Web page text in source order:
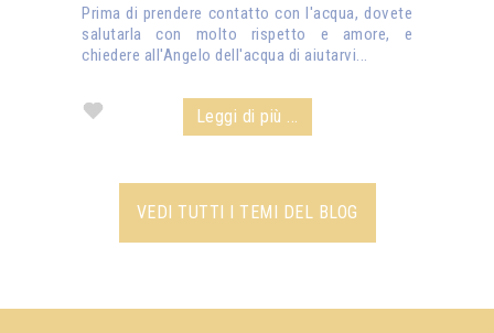
Prima di prendere contatto con l'acqua, dovete
salutarla con molto rispetto e amore, e
chiedere all'Angelo dell'acqua di aiutarvi...
Leggi di più ...
VEDI TUTTI I TEMI DEL BLOG